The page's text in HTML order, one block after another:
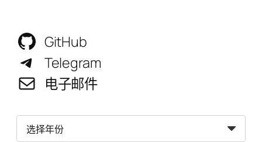
GitHub
Telegram
电子邮件
归